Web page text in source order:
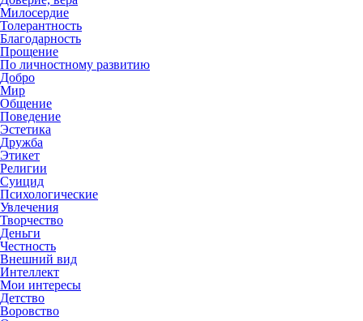
Милосердие
Толерантность
Благодарность
Прощение
По личностному развитию
Добро
Мир
Общение
Поведение
Эстетика
Дружба
Этикет
Религии
Суицид
Психологические
Увлечения
Творчество
Деньги
Честность
Внешний вид
Интеллект
Мои интересы
Детство
Воровство